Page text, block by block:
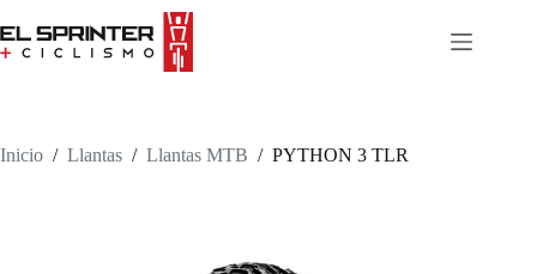
to
content
Inicio / Llantas / Llantas MTB / PYTHON 3 TLR